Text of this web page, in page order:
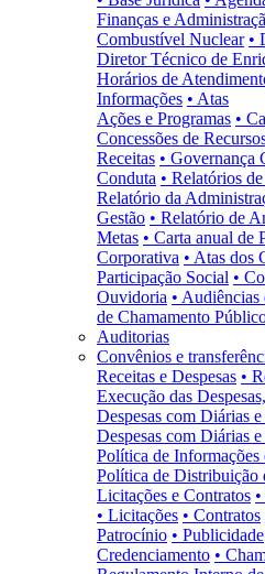
Finanças e
Combustível Nuclear •
Diretor Técnico de
Horários de
Informações • Atas
Ações e Programas •
Concessões de
Receitas • Governança
Conduta • Relatórios
Relatório da
Gestão • Relatório de
Metas • Carta anual de
Corporativa • Atas dos
Participação Social •
Ouvidoria • Audiências
de Chamamento
Auditorias
Convênios e
Receitas e Despesas •
Execução das
Despesas com Diárias
Despesas com Diárias
Política de Informações
Política de Distribuição
Licitações e Contratos
• Licitações • Contratos
Patrocínio • Publicidade
Credenciamento •